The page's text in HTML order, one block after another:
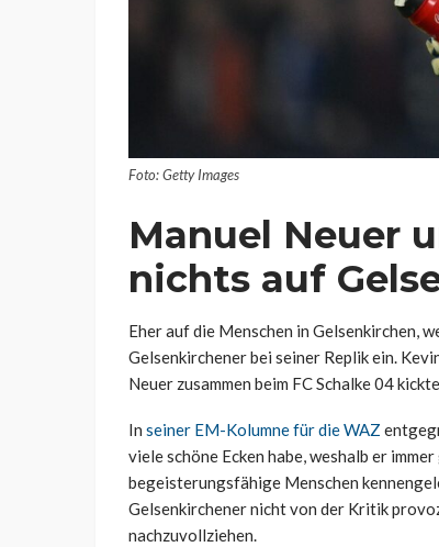
Foto: Getty Images
Manuel Neuer
nichts auf
Eher auf die Menschen in Gelsenkirchen,
Gelsenkirchener bei seiner Replik ein.
Neuer zusammen beim FC Schalke 04
In seiner EM-Kolumne für die WAZ
viele schöne Ecken habe, weshalb er
begeisterungsfähige Menschen
Gelsenkirchener nicht von der Kritik
nachzuvollziehen.